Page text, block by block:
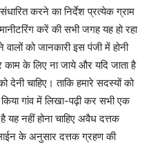
करने का निर्देश प्रत्येक ग्राम
करें की सभी जगह यह हो रहा
को जानकारी इस पंजी में होनी
काम के लिए ना जाये और यदि जाता है
देनी चाहिए। ताकि हमारे सदस्यों को
गांव में लिखा-पढ़ी कर सभी एक
नहीं होना चाहिए अवैध दत्तक
के अनुसार दत्तक ग्रहण की